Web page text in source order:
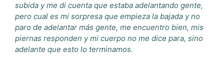
subida y me di cuenta que estaba adelantando gente,
pero cual es mi sorpresa que empieza la bajada y no
paro de adelantar más gente, me encuentro bien, mis
piernas responden y mi cuerpo no me dice para, sino
adelante que esto lo terminamos.